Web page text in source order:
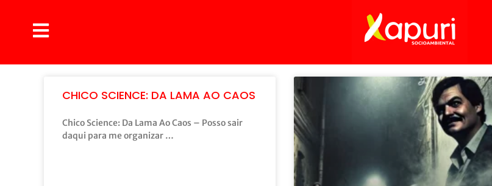
CHICO SCIENCE: DA LAMA AO CAOS
Chico Science: Da Lama Ao Caos – Posso sair
daqui para me organizar …